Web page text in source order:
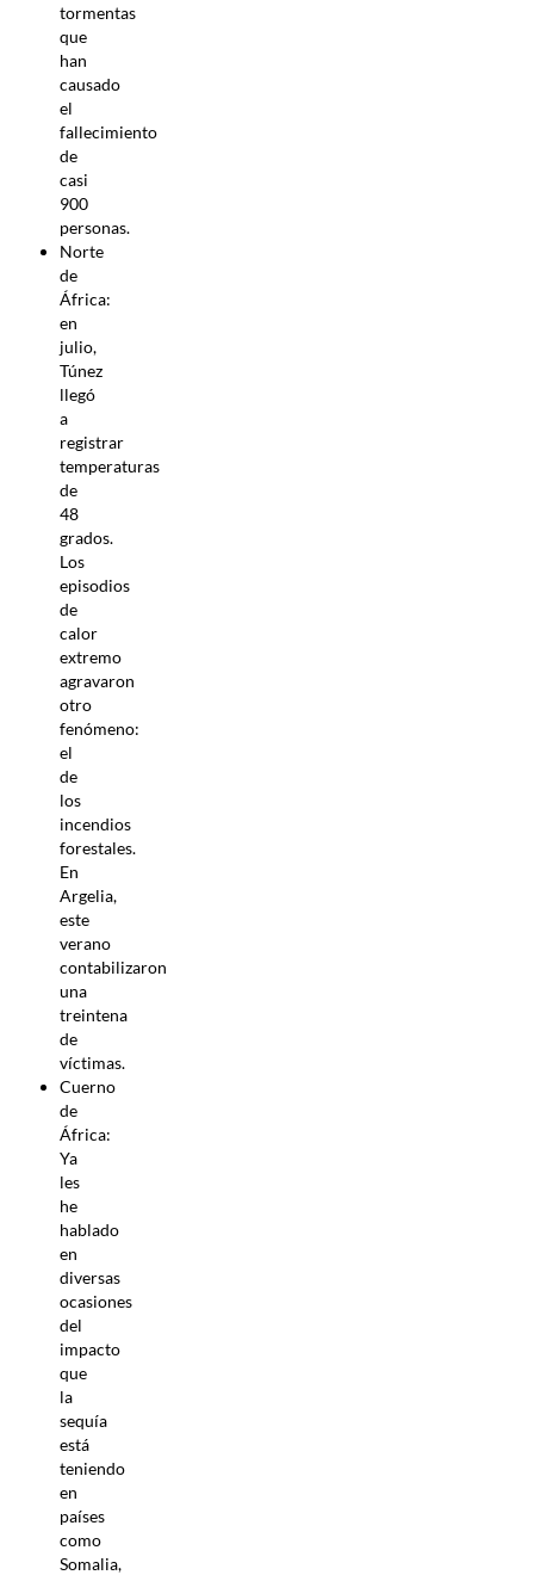
tormentas
que
han
causado
el
fallecimiento
de
casi
900
personas.
Norte
de
África:
en
julio,
Túnez
llegó
a
registrar
temperaturas
de
48
grados.
Los
episodios
de
calor
extremo
agravaron
otro
fenómeno:
el
de
los
incendios
forestales.
En
Argelia,
este
verano
contabilizaron
una
treintena
de
víctimas.
Cuerno
de
África:
Ya
les
he
hablado
en
diversas
ocasiones
del
impacto
que
la
sequía
está
teniendo
en
países
como
Somalia,